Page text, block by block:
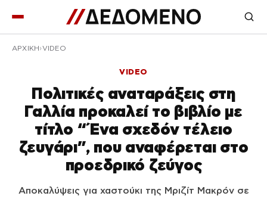
ΑΡΧΙΚΉ VIDEO
VIDEO
Πολιτικές αναταράξεις στη
Γαλλία προκαλεί το βιβλίο με
τίτλο “Ένα σχεδόν τέλειο
ζευγάρι”, που αναφέρεται στο
προεδρικό ζεύγος
Αποκαλύψεις για χαστούκι της Μριζίτ Μακρόν σε